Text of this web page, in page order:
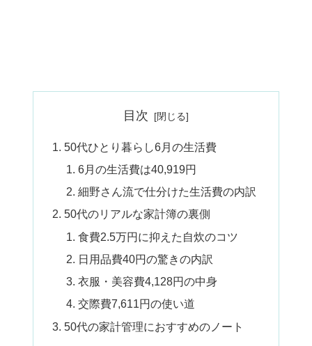
目次
50代ひとり暮らし6月の生活費
6月の生活費は40,919円
細野さん流で仕分けた生活費の内訳
50代のリアルな家計簿の裏側
食費2.5万円に抑えた自炊のコツ
日用品費40円の驚きの内訳
衣服・美容費4,128円の中身
交際費7,611円の使い道
50代の家計管理におすすめのノート